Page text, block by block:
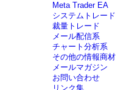
Meta Trader EA
システムトレード
裁量トレード
メール配信系
チャート分析系
その他の情報商材
メールマガジン
お問い合わせ
リンク集